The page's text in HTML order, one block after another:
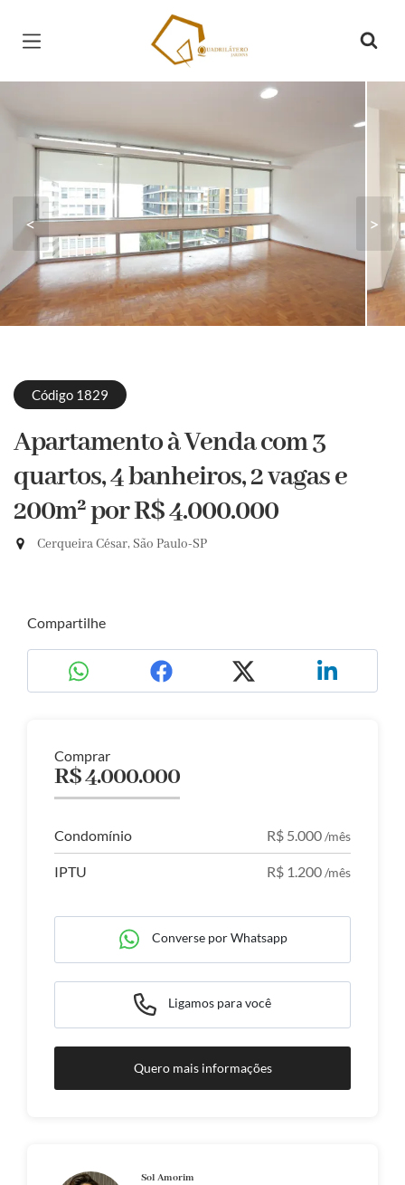
Página inicial
< >
Código 1829
Apartamento à Venda com 3
quartos, 4 banheiros, 2 vagas e
200m²por R$ 4.000.000
Cerqueira César, São Paulo-SP
Compartilhe
Comprar
R$ 4.000.000
Condomínio R$ 5.000/mês
IPTU R$ 1.200/mês
Converse por Whatsapp
Ligamos para você
Quero mais informações
Sol Amorim